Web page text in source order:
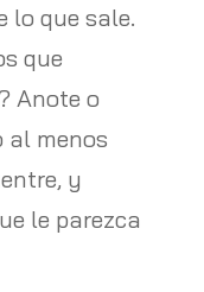
lo que sale.
que
Anote o
al menos
y
le parezca